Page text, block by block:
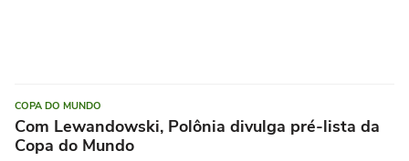
COPA DO MUNDO
Com Lewandowski, Polônia divulga pré-lista da
Copa do Mundo